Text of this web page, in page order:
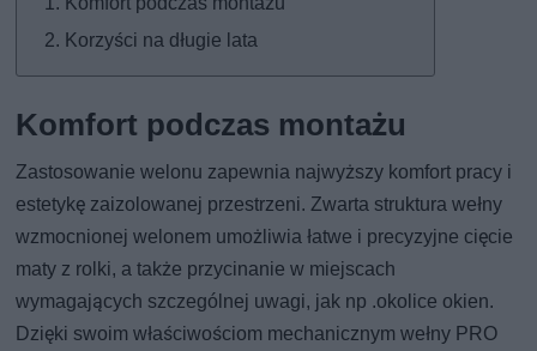
Korzyści na długie lata
Komfort podczas montażu
Zastosowanie welonu zapewnia najwyższy komfort pracy i
estetykę zaizolowanej przestrzeni. Zwarta struktura wełny
wzmocnionej welonem umożliwia łatwe i precyzyjne cięcie
maty z rolki, a także przycinanie w miejscach
wymagających szczególnej uwagi, jak np .okolice okien.
Dzięki swoim właściwościom mechanicznym wełny PRO